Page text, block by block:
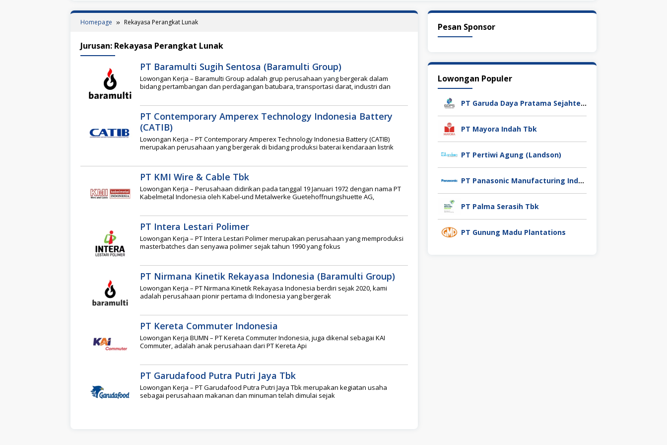
Homepage Rekayasa Perangkat Lunak
Jurusan: Rekayasa Perangkat Lunak
PT Baramulti Sugih Sentosa (Baramulti Group)
Lowongan Kerja – Baramulti Group adalah grup perusahaan yang bergerak dalam
bidang pertambangan dan perdagangan batubara, transportasi darat, industri dan
PT Contemporary Amperex Technology Indonesia Battery
(CATIB)
Lowongan Kerja – PT Contemporary Amperex Technology Indonesia Battery (CATIB)
merupakan perusahaan yang bergerak di bidang produksi baterai kendaraan listrik
PT KMI Wire & Cable Tbk
Lowongan Kerja – Perusahaan didirikan pada tanggal 19 Januari 1972 dengan nama PT
Kabelmetal Indonesia oleh Kabel-und Metalwerke Guetehoffnungshuette AG,
PT Intera Lestari Polimer
Lowongan Kerja – PT Intera Lestari Polimer merupakan perusahaan yang memproduksi
masterbatches dan senyawa polimer sejak tahun 1990 yang fokus
PT Nirmana Kinetik Rekayasa Indonesia (Baramulti Group)
Lowongan Kerja – PT Nirmana Kinetik Rekayasa Indonesia berdiri sejak 2020, kami
adalah perusahaan pionir pertama di Indonesia yang bergerak
PT Kereta Commuter Indonesia
Lowongan Kerja BUMN – PT Kereta Commuter Indonesia, juga dikenal sebagai KAI
Commuter, adalah anak perusahaan dari PT Kereta Api
PT Garudafood Putra Putri Jaya Tbk
Lowongan Kerja – PT Garudafood Putra Putri Jaya Tbk merupakan kegiatan usaha
sebagai perusahaan makanan dan minuman telah dimulai sejak
Pesan Sponsor
Lowongan Populer
PT Garuda Daya Pratama Sejahtera
PT Mayora Indah Tbk
PT Pertiwi Agung (Landson)
PT Panasonic Manufacturing Indonesia
PT Palma Serasih Tbk
PT Gunung Madu Plantations